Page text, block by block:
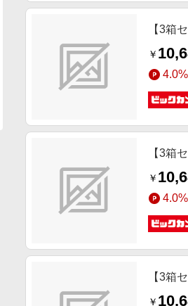
【3箱
￥
4.0%
【3箱
￥
4.0%
【3箱
￥